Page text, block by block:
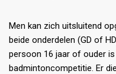
Men kan zich uitsluitend
beide onderdelen (GD of
persoon 16 jaar of ouder
badmintoncompetitie. Er